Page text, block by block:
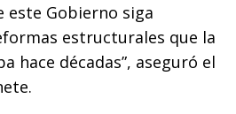
este Gobierno siga
estructurales que la
hace décadas”, aseguró el